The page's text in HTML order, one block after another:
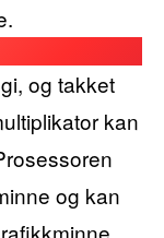
og takket
kan
og kan